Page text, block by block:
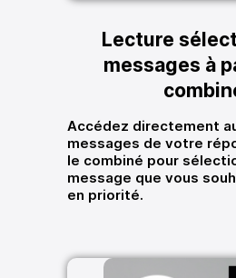
Lecture
messages à
Accédez directement
messages de votre
le combiné pour
message que vous
en priorité.